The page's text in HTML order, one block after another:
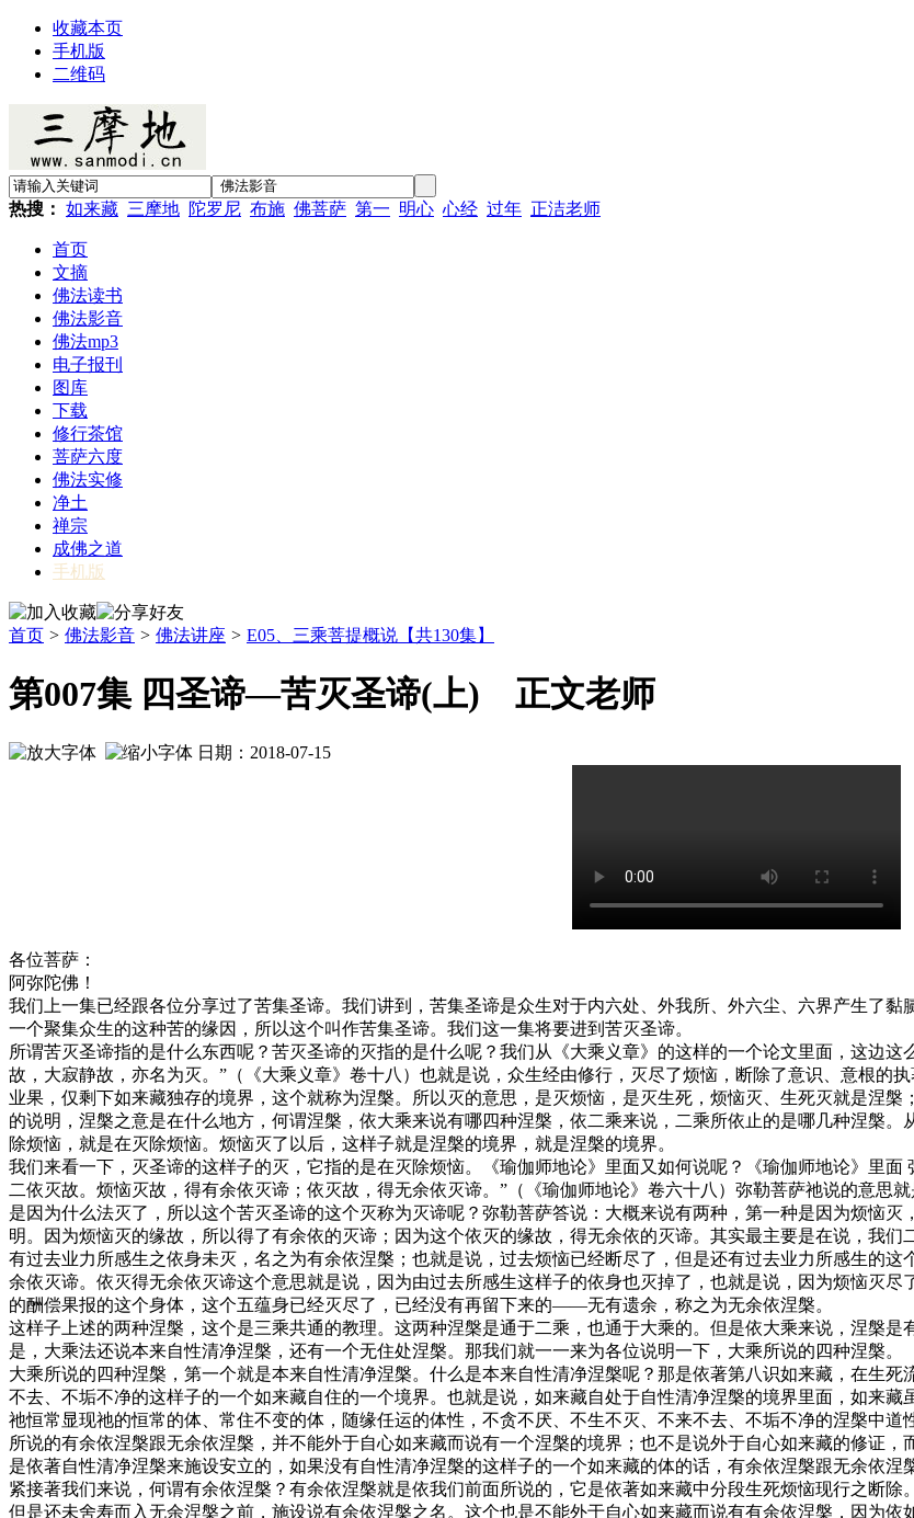
收藏本页
手机版
二维码
热搜： 如来藏 三摩地 陀罗尼 布施 佛菩萨 第一 明心 心经 过年 正洁老师
首页
文摘
佛法读书
佛法影音
佛法mp3
电子报刊
图库
下载
修行茶馆
菩萨六度
佛法实修
净土
禅宗
成佛之道
手机版
首页 > 佛法影音 > 佛法讲座 > E05、三乘菩提概说【共130集】
第007集 四圣谛—苦灭圣谛(上) 正文老师
日期：2018-07-15
各位菩萨：
阿弥陀佛！
我们上一集已经跟各位分享过了苦集圣谛。我们讲到，苦集圣谛是众生对于内六处、外我所、外六尘、六界产生了
一个聚集众生的这种苦的缘因，所以这个叫作苦集圣谛。我们这一集将要进到苦灭圣谛。
所谓苦灭圣谛指的是什么东西呢？苦灭圣谛的灭指的是什么呢？我们从《大乘义章》的这样的一个论文里面，这边
故，大寂静故，亦名为灭。”（《大乘义章》卷十八）也就是说，众生经由修行，灭尽了烦恼，断除了意识、意根的
业果，仅剩下如来藏独存的境界，这个就称为涅槃。所以灭的意思，是灭烦恼，是灭生死，烦恼灭、生死灭就是涅
的说明，涅槃之意是在什么地方，何谓涅槃，依大乘来说有哪四种涅槃，依二乘来说，二乘所依止的是哪几种涅槃
除烦恼，就是在灭除烦恼。烦恼灭了以后，这样子就是涅槃的境界，就是涅槃的境界。
我们来看一下，灭圣谛的这样子的灭，它指的是在灭除烦恼。《瑜伽师地论》里面又如何说呢？《瑜伽师地论》里面
二依灭故。烦恼灭故，得有余依灭谛；依灭故，得无余依灭谛。”（《瑜伽师地论》卷六十八）弥勒菩萨祂说的意思
是因为什么法灭了，所以这个苦灭圣谛的这个灭称为灭谛呢？弥勒菩萨答说：大概来说有两种，第一种是因为烦恼
明。因为烦恼灭的缘故，所以得了有余依的灭谛；因为这个依灭的缘故，得无余依的灭谛。其实最主要是在说，我
有过去业力所感生之依身未灭，名之为有余依涅槃；也就是说，过去烦恼已经断尽了，但是还有过去业力所感生的
余依灭谛。依灭得无余依灭谛这个意思就是说，因为由过去所感生这样子的依身也灭掉了，也就是说，因为烦恼灭
的酬偿果报的这个身体，这个五蕴身已经灭尽了，已经没有再留下来的——无有遗余，称之为无余依涅槃。
这样子上述的两种涅槃，这个是三乘共通的教理。这两种涅槃是通于二乘，也通于大乘的。但是依大乘来说，涅槃
是，大乘法还说本来自性清净涅槃，还有一个无住处涅槃。那我们就一一来为各位说明一下，大乘所说的四种涅槃。
大乘所说的四种涅槃，第一个就是本来自性清净涅槃。什么是本来自性清净涅槃呢？那是依著第八识如来藏，在生
不去、不垢不净的这样子的一个如来藏自住的一个境界。也就是说，如来藏自处于自性清净涅槃的境界里面，如来
祂恒常显现祂的恒常的体、常住不变的体，随缘任运的体性，不贪不厌、不生不灭、不来不去、不垢不净的涅槃中
所说的有余依涅槃跟无余依涅槃，并不能外于自心如来藏而说有一个涅槃的境界；也不是说外于自心如来藏的修证
是依著自性清净涅槃来施设安立的，如果没有自性清净涅槃的这样子的一个如来藏的体的话，有余依涅槃跟无余依涅
紧接著我们来说，何谓有余依涅槃？有余依涅槃就是依我们前面所说的，它是依著如来藏中分段生死烦恼现行之断
但是还未舍寿而入无余涅槃之前，施设说有余依涅槃之名。这个也是不能外于自心如来藏而说有有余依涅槃，因为